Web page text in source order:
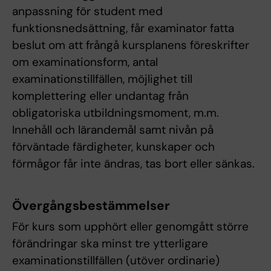
anpassning för student med
funktionsnedsättning, får examinator fatta
beslut om att frångå kursplanens föreskrifter
om examinationsform, antal
examinationstillfällen, möjlighet till
komplettering eller undantag från
obligatoriska utbildningsmoment, m.m.
Innehåll och lärandemål samt nivån på
förväntade färdigheter, kunskaper och
förmågor får inte ändras, tas bort eller sänkas.
Övergångsbestämmelser
För kurs som upphört eller genomgått större
förändringar ska minst tre ytterligare
examinationstillfällen (utöver ordinarie)